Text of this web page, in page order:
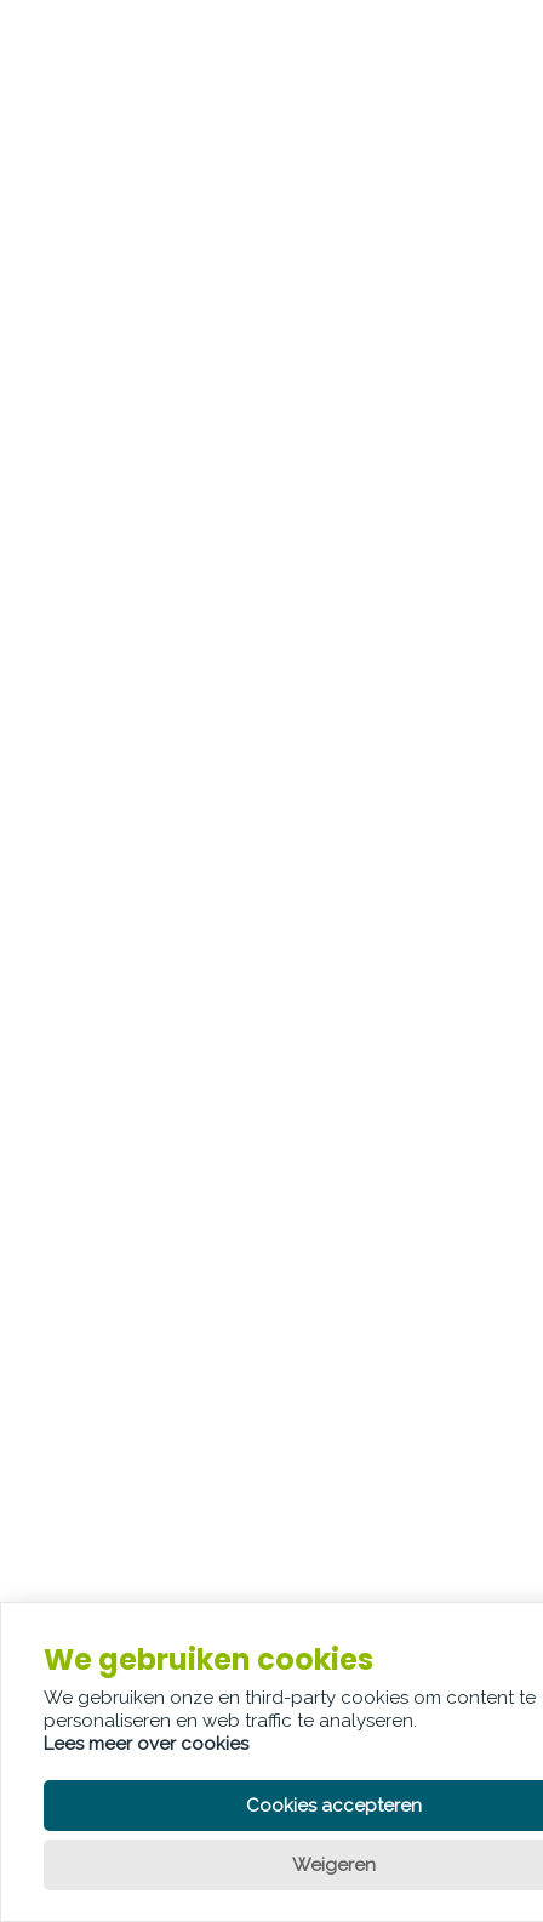
We gebruiken cookies
We gebruiken onze en third-party cookies om content te
personaliseren en web traffic te analyseren.
Lees meer over cookies
Cookies accepteren
Weigeren